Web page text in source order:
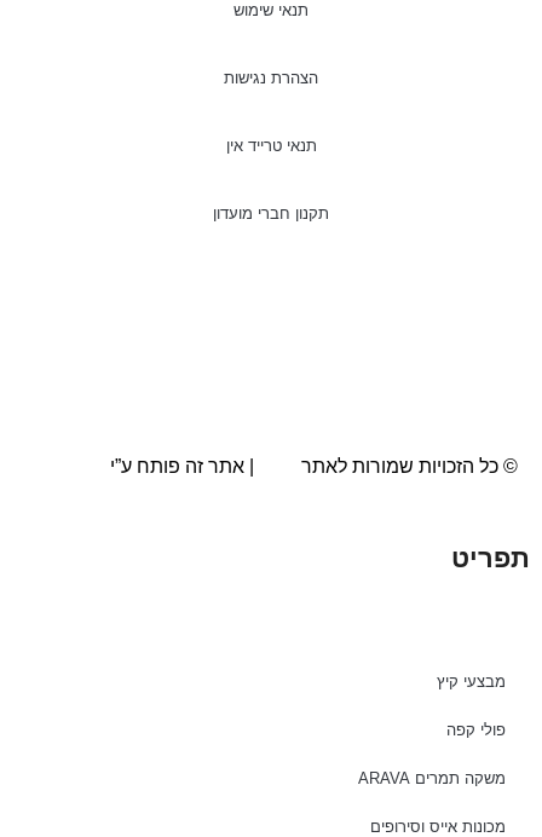
תנאי שימוש
הצהרת נגישות
תנאי טרייד אין
תקנון חברי מועדון
© כל הזכויות שמורות לאתר
| אתר זה פותח ע”י
תפריט
מבצעי קיץ
פולי קפה
משקה תמרים ARAVA
מכונות אייס וסירופים